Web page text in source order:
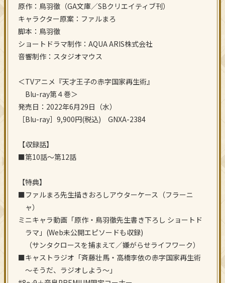
原作：鳥羽徹（GA文庫／SBクリエイティブ刊）
キャラクター原案：ファルまろ
脚本：鳥羽徹
ショートドラマ制作：AQUA ARIS株式会社
音響制作：スタジオマウス
＜TVアニメ『天才王子の赤字国家再生術』
Blu-ray第４巻＞
発売日：2022年6月29日（水）
［Blu-ray］9,900円(税込) GNXA-2384
【収録話】
■第10話～第12話
【特典】
■ファルまろ先生描きおろしアウターケース（フラーニ
ャ）
ミニキャラ動画「原作・鳥羽徹先生書き下ろし ショートド
ラマ」(Web未公開エピソードも収録)
（サンタクロースを捕まえて／嫌がらせライフワーク）
■キャストラジオ「斉藤壮馬・高橋李依の赤字国家再生術
～そうだ、ラジオしよう～」